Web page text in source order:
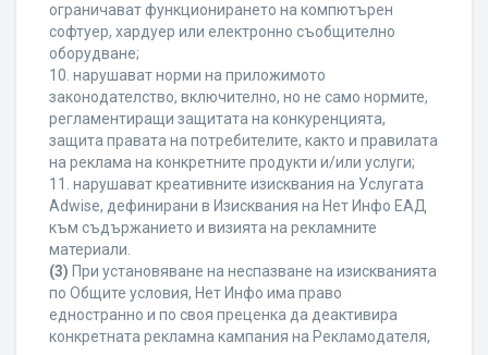
ограничават функционирането на компютърен
софтуер, хардуер или електронно съобщително
оборудване;
10. нарушават норми на приложимото
законодателство, включително, но не само нормите,
регламентиращи защитата на конкуренцията,
защита правата на потребителите, както и правилата
на реклама на конкретните продукти и/или услуги;
11. нарушават креативните изисквания на Услугата
Adwise, дефинирани в Изисквания на Нет Инфо ЕАД
към съдържанието и визията на рекламните
материали.
(3) При установяване на неспазване на изискванията
по Общите условия, Нет Инфо има право
едностранно и по своя преценка да деактивира
конкретната рекламна кампания на Рекламодателя,